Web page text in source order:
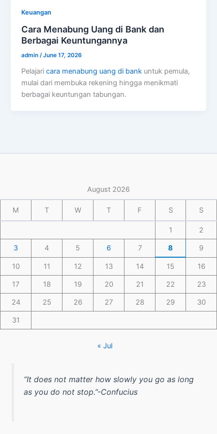
Keuangan
Cara Menabung Uang di Bank dan
Berbagai Keuntungannya
admin/June 17, 2026
Pelajaricara menabung uang di bank untuk pemula,
mulai dari membuka rekening hingga menikmati
berbagai keuntungan tabungan.
August 2026
M T W T F S S
1 2
3 4 5 6 7 8 9
10 11 12 13 14 15 16
17 18 19 20 21 22 23
24 25 26 27 28 29 30
31
« Jul
“It does not matter how slowly you go as long
as you do not stop.”-Confucius